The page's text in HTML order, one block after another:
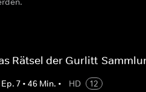
Rätsel der Gurlitt-
Ep. 7• 46Min. • HD
12